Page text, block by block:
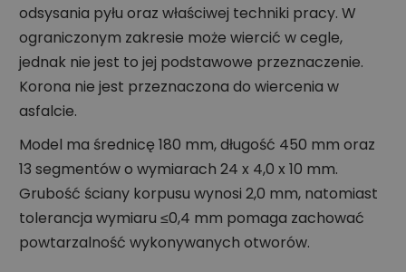
odsysania pyłu oraz właściwej techniki pracy. W
ograniczonym zakresie może wiercić w cegle,
jednak nie jest to jej podstawowe przeznaczenie.
Korona nie jest przeznaczona do wiercenia w
asfalcie.
Model ma średnicę 180 mm, długość 450 mm oraz
13 segmentów o wymiarach 24 x 4,0 x 10 mm.
Grubość ściany korpusu wynosi 2,0 mm, natomiast
tolerancja wymiaru ≤0,4 mm pomaga zachować
powtarzalność wykonywanych otworów.